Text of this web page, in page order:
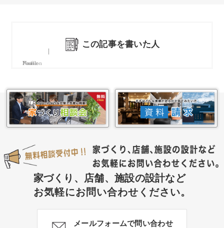
この記事を書いた人
Name
Position
Profile
家づくり、店舗、施設の設計など
お気軽にお問い合わせください。
メールフォームで問い合わせ